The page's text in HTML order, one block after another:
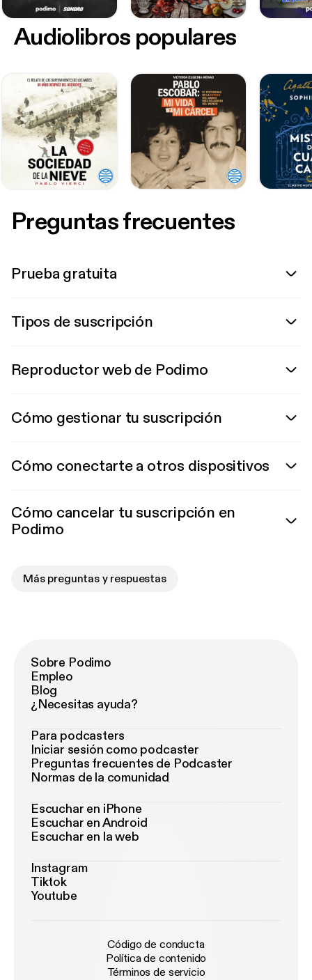
Audiolibros populares
Preguntas frecuentes
Prueba gratuita
Tipos de suscripción
Reproductor web de Podimo
Cómo gestionar tu suscripción
Cómo conectarte a otros dispositivos
Cómo cancelar tu suscripción en
Podimo
Más preguntas y respuestas
Sobre Podimo
Empleo
Blog
¿Necesitas ayuda?
Para podcasters
Iniciar sesión como podcaster
Preguntas frecuentes de Podcaster
Normas de la comunidad
Escuchar en iPhone
Escuchar en Android
Escuchar en la web
Instagram
Tiktok
Youtube
Código de conducta
Política de contenido
Términos de servicio